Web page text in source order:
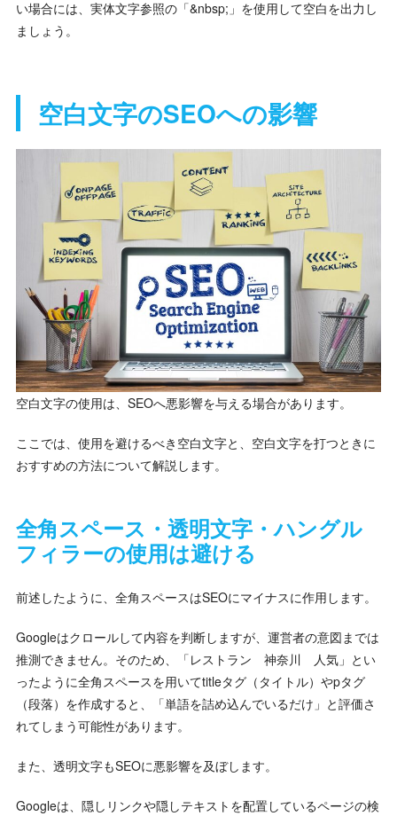
い場合には、実体文字参照の「&nbsp;」を使用して空白を出力し
ましょう。
空白文字のSEOへの影響
空白文字の使用は、SEOへ悪影響を与える場合があります。
ここでは、使用を避けるべき空白文字と、空白文字を打つときに
おすすめの方法について解説します。
全角スペース・透明文字・ハングル
フィラーの使用は避ける
前述したように、全角スペースはSEOにマイナスに作用します。
Googleはクロールして内容を判断しますが、運営者の意図までは
推測できません。そのため、「レストラン 神奈川 人気」とい
ったように全角スペースを用いてtitleタグ（タイトル）やpタグ
（段落）を作成すると、「単語を詰め込んでいるだけ」と評価さ
れてしまう可能性があります。
また、透明文字もSEOに悪影響を及ぼします。
Googleは、隠しリンクや隠しテキストを配置しているページの検